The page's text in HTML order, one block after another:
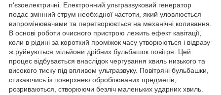
п'єзоелектричні. Електронний ультразвуковий генератор
подає змінний струм необхідної частоти, який уловлюється
випромінювачами та перетворюється на механічні коливання.
В основі роботи очисного пристрою лежить ефект кавітації,
коли в рідині за короткий проміжок часу утворюються і відразу
ж руйнуються мільйони дрібних бульбашок повітря. Цей
процес відбувається внаслідок чергування хвиль низького та
високого тиску під впливом ультразвуку. Повітряні бульбашки,
стикаючись із поверхнею оброблюваних предметів,
розриваються, створюючи безліч маленьких ударних хвиль.